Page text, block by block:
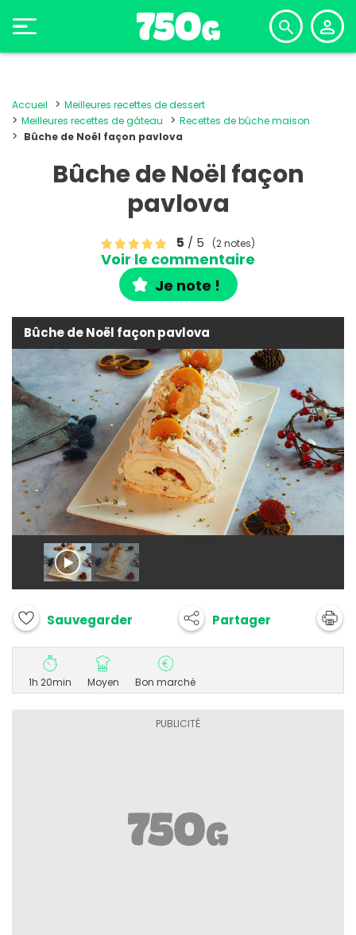
Accueil
Meilleures recettes de dessert
Meilleures recettes de gâteau
Recettes de bûche maison
Bûche de Noël façon pavlova
Bûche de Noël façon
pavlova
5 / 5 (2 notes)
Voir le commentaire
Je note !
Bûche de Noël façon pavlova
Sauvegarder Partager
1h 20min Moyen Bon marché